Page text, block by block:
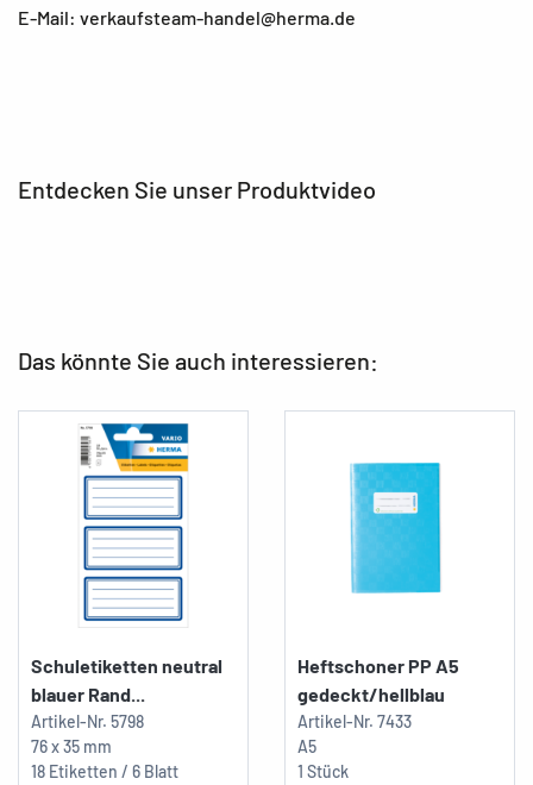
E-Mail: verkaufsteam-handel@herma.de
Entdecken Sie unser Produktvideo
Das könnte Sie auch interessieren:
Schuletiketten neutral
blauer Rand...
Artikel-Nr. 5798
76 x 35 mm
18 Etiketten / 6 Blatt
Heftschoner PP A5
gedeckt/hellblau
Artikel-Nr. 7433
A5
1 Stück